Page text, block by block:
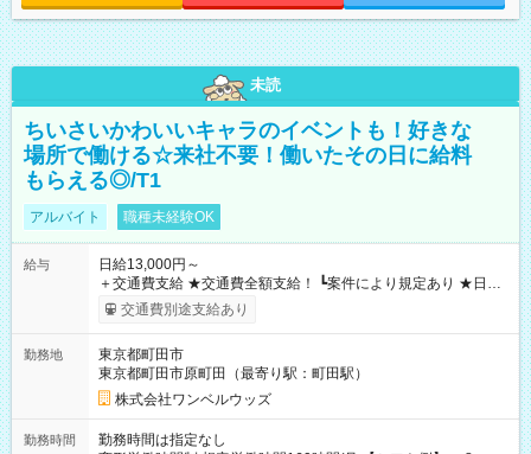
未読
ちいさいかわいいキャラのイベントも！好きな
場所で働ける☆来社不要！働いたその日に給料
もらえる◎/T1
アルバイト 職種未経験OK
給与
日給13,000円～
＋交通費支給 ★交通費全額支給！ ┗案件により規定あり ★日払
いOK！（規定あり） ┗働いたその日に現金GET♪ お仕事後はコ
ンビニATMから 日払い分を引き落とせます！ 【試用期間】試
交通費別途支給あり
勤務地
東京都町田市
東京都町田市原町田（最寄り駅：町田駅）
株式会社ワンベルウッズ
勤務時間
勤務時間は指定なし